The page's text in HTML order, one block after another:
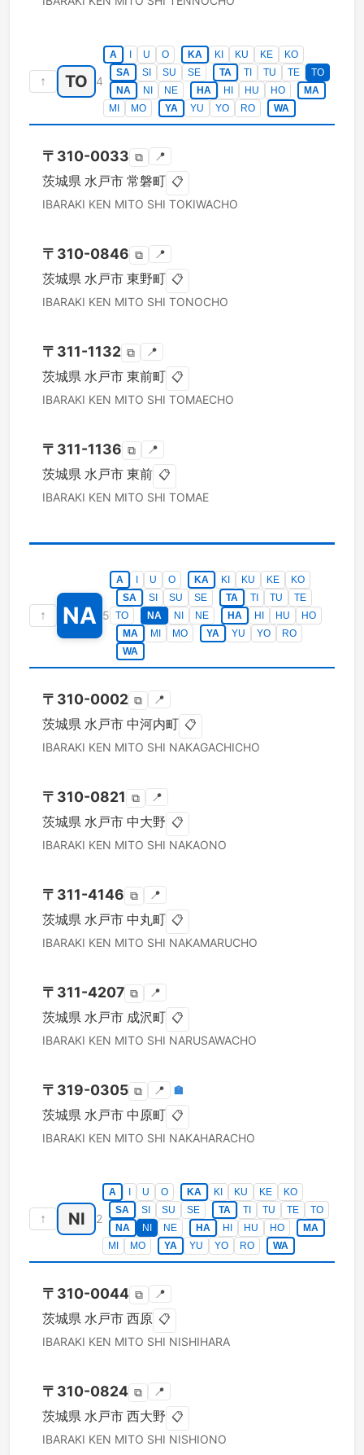
↑ TO 4
A U O KA KI KU KE
KO
SA
SI SU SE TA TI TU TE
TO
NA
NI NE HA HI HU HO
MA
MI
MO YA YU YO RO WA
〒 310-0033 ⧉ 📍
茨城県 水戸市 常磐町 📋
IBARAKI KEN MITO SHI TOKIWACHO
〒 310-0846 ⧉ 📍
茨城県 水戸市 東野町 📋
IBARAKI KEN MITO SHI TONOCHO
〒 311-1132 ⧉ 📍
茨城県 水戸市 東前町 📋
IBARAKI KEN MITO SHI TOMAECHO
〒 311-1136 ⧉ 📍
茨城県 水戸市 東前 📋
IBARAKI KEN MITO SHI TOMAE
↑ NA 5
A U O KA KI KU KE
KO
SA
SI SU SE TA TI TU
TE
TO
NA NI NE HA HI HU
HO
MA
MI MO YA YU YO
RO
WA
〒 310-0002 ⧉ 📍
茨城県 水戸市 中河内町 📋
IBARAKI KEN MITO SHI NAKAGACHICHO
〒 310-0821 ⧉ 📍
茨城県 水戸市 中大野 📋
IBARAKI KEN MITO SHI NAKAONO
〒 311-4146 ⧉ 📍
茨城県 水戸市 中丸町 📋
IBARAKI KEN MITO SHI NAKAMARUCHO
〒 311-4207 ⧉ 📍
茨城県 水戸市 成沢町 📋
IBARAKI KEN MITO SHI NARUSAWACHO
〒 319-0305 ⧉ 📍 🏣
茨城県 水戸市 中原町 📋
IBARAKI KEN MITO SHI NAKAHARACHO
↑ NI 2
A U O KA KI KU KE
KO
SA
SI SU SE TA TI TU TE
TO
NA
NI NE HA HI HU HO
MA
MI
MO YA YU YO RO WA
〒 310-0044 ⧉ 📍
茨城県 水戸市 西原 📋
IBARAKI KEN MITO SHI NISHIHARA
〒 310-0824 ⧉ 📍
茨城県 水戸市 西大野 📋
IBARAKI KEN MITO SHI NISHIONO